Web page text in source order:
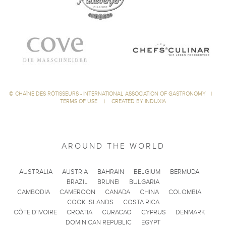
© CHAÎNE DES RÔTISSEURS - INTERNATIONAL ASSOCIATION OF GASTRONOMY
|
TERMS OF USE
| CREATED BY INDUXIA
AROUND THE WORLD
AUSTRALIA AUSTRIA BAHRAIN BELGIUM
BERMUDA
BRAZIL
BRUNEI
BULGARIA
CAMBODIA
CAMEROON CANADA CHINA
COLOMBIA
COOK ISLANDS
COSTA RICA
CÔTE D'IVOIRE
CROATIA CURACAO CYPRUS
DENMARK
DOMINICAN REPUBLIC
EGYPT